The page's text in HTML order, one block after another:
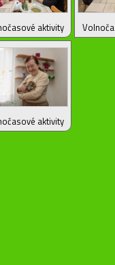
aktivity
aktivity